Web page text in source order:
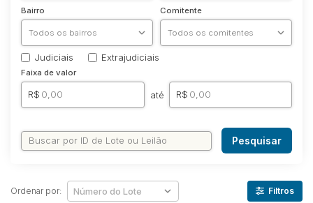
Bairro Comitente
Judiciais Extrajudiciais
Faixa de valor
R$ até R$
Pesquisar
Ordenar por: Filtros